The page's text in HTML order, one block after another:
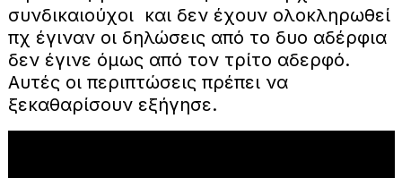
συνδικαιούχοι και δεν έχουν ολοκληρωθεί
πχ έγιναν οι δηλώσεις από το δυο αδέρφια
δεν έγινε όμως από τον τρίτο αδερφό.
Αυτές οι περιπτώσεις πρέπει να
ξεκαθαρίσουν εξήγησε.